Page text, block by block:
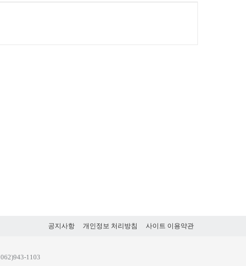
사이트 이용약관
개인정보 처리방침
공지사항
062)943-1103